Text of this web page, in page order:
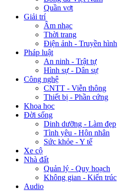
Quần vợt
Giải trí
Âm nhạc
Thời trang
Điện ảnh - Truyền hình
Pháp luật
An ninh - Trật tự
Hình sự - Dân sự
Công nghệ
CNTT - Viễn thông
Thiết bị - Phần cứng
Khoa học
Đời sống
Dinh dưỡng - Làm đẹp
Tình yêu - Hôn nhân
Sức khỏe - Y tế
Xe cộ
Nhà đất
Quản lý - Quy hoạch
Không gian - Kiến trúc
Audio